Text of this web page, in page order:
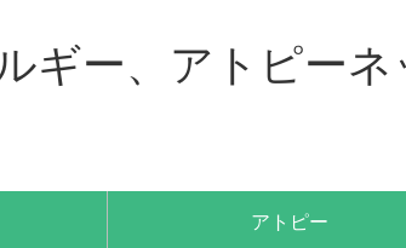
ギー、アトピー
アトピー